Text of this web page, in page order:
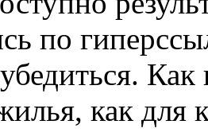
по
как для